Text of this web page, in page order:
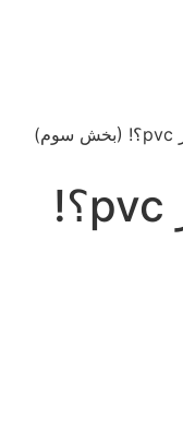
نوار لیزری یا نوار pvc؟!